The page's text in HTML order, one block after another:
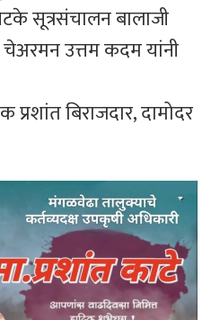
सूत्रसंचालन बालाजी
उत्तम कदम यांनी
बिराजदार, दामोदर